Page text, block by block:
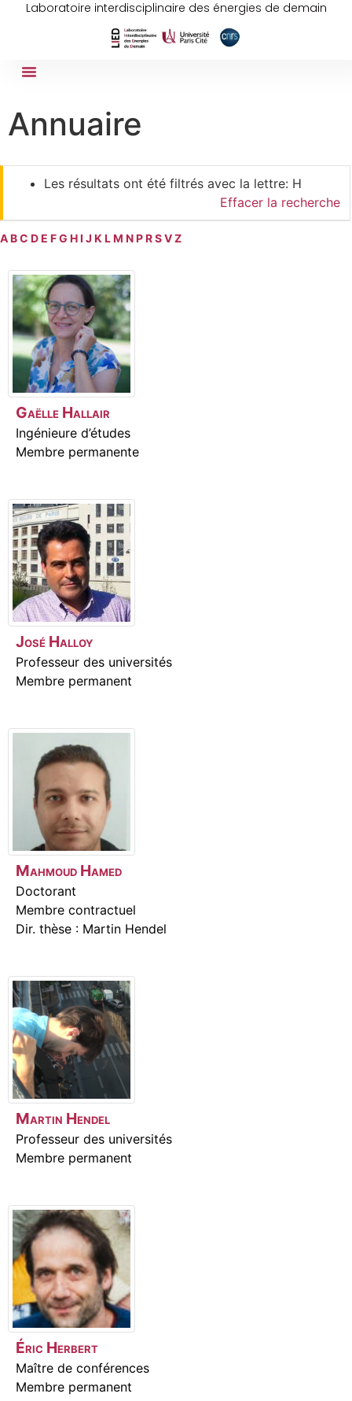
Laboratoire interdisciplinaire des énergies de demain
Annuaire
Les résultats ont été filtrés avec la lettre: H
Effacer la recherche
ABC DE FG HI J K LM NPRSVZ
Gaëlle Hallair
Ingénieure d’études
Membre permanente
José Halloy
Professeur des universités
Membre permanent
Mahmoud Hamed
Doctorant
Membre contractuel
Dir. thèse : Martin Hendel
Martin Hendel
Professeur des universités
Membre permanent
Éric Herbert
Maître de conférences
Membre permanent